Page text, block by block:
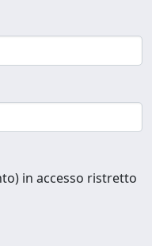
in accesso ristretto